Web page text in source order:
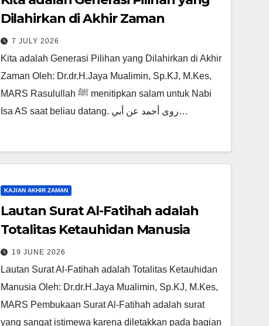
Dilahirkan di Akhir Zaman
7 JULY 2026
Kita adalah Generasi Pilihan yang Dilahirkan di Akhir
Zaman Oleh: Dr.dr.H.Jaya Mualimin, Sp.KJ, M.Kes,
MARS Rasulullah ﷺ menitipkan salam untuk Nabi
Isa AS saat beliau datang. روى أحمد عن أبي…
KAJIAN AKHIR ZAMAN
Lautan Surat Al-Fatihah adalah
Totalitas Ketauhidan Manusia
19 JUNE 2026
Lautan Surat Al-Fatihah adalah Totalitas Ketauhidan
Manusia Oleh: Dr.dr.H.Jaya Mualimin, Sp.KJ, M.Kes,
MARS Pembukaan Surat Al-Fatihah adalah surat
yang sangat istimewa karena diletakkan pada bagian